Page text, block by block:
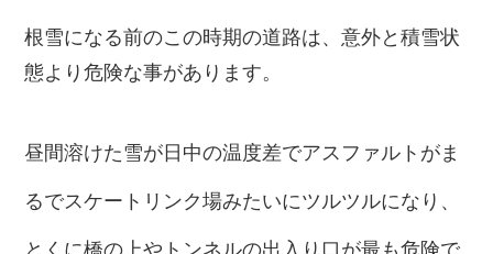
根雪になる前のこの時期の道路は、意外と積雪状
態より危険な事があります。
昼間溶けた雪が日中の温度差でアスファルトがま
るでスケートリンク場みたいにツルツルになり、